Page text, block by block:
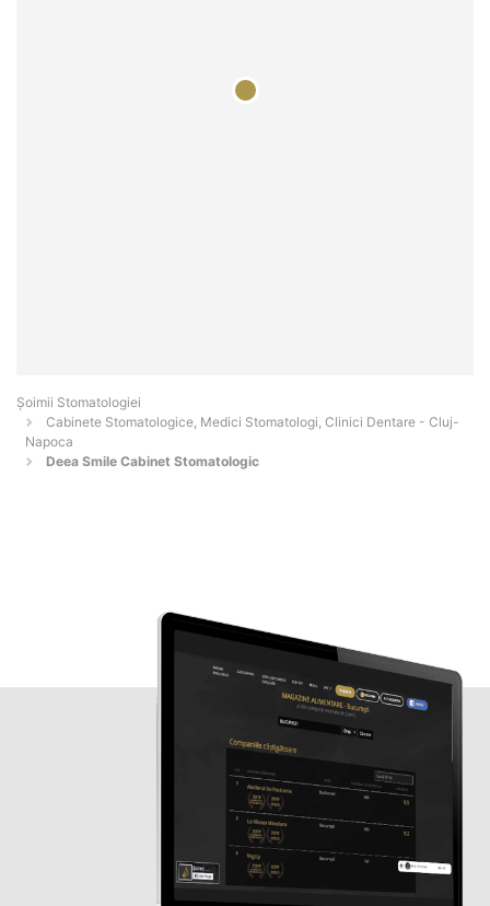
Șoimii Stomatologiei
Cabinete Stomatologice, Medici Stomatologi, Clinici Dentare - Cluj-
Napoca
Deea Smile Cabinet Stomatologic